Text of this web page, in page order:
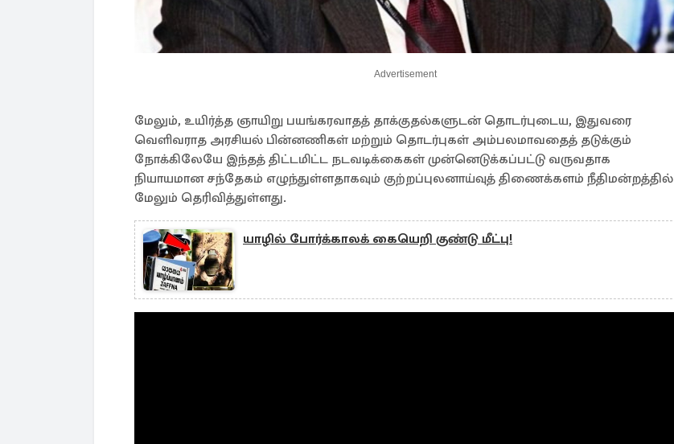
Advertisement
மேலும், உயிர்த்த ஞாயிறு பயங்கரவாதத் தாக்குதல்களுடன் தொடர்புடைய, இதுவரை
வெளிவராத அரசியல் பின்னணிகள் மற்றும் தொடர்புகள் அம்பலமாவதைத் தடுக்கும்
நோக்கிலேயே இந்தத் திட்டமிட்ட நடவடிக்கைகள் முன்னெடுக்கப்பட்டு வருவதாக
நியாயமான சந்தேகம் எழுந்துள்ளதாகவும் குற்றப்புலனாய்வுத் திணைக்களம் நீதிமன்றத்தில்
மேலும் தெரிவித்துள்ளது.
யாழில் போர்க்காலக் கையெறி குண்டு மீட்பு!